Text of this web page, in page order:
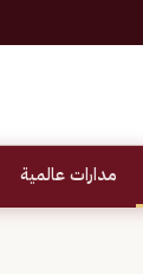
مدارات عالمية